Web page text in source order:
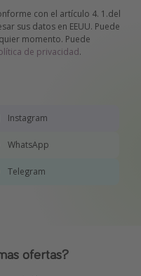
con el artículo 4. 1.del
sus datos en EEUU. Puede
momento. Puede
de privacidad.
Instagram
WhatsApp
Telegram
ofertas?